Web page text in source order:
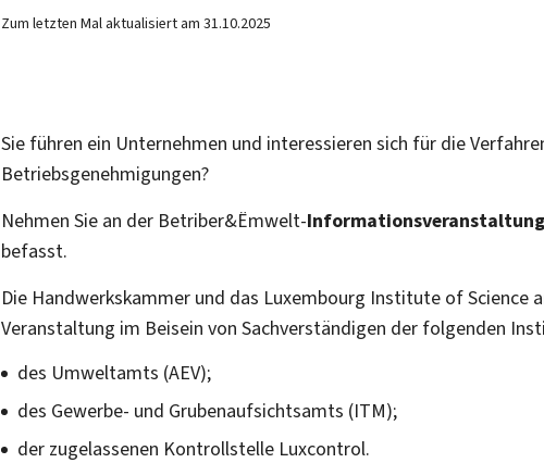
Zum letzten Mal aktualisiert am31.10.2025
Sie führen ein Unternehmen und interessieren sich für die
Betriebsgenehmigungen?
Nehmen Sie an der Betriber&Ëmwelt-Informationsveranstaltung
befasst.
Die Handwerkskammer und das Luxembourg Institute of Science
Veranstaltung im Beisein von Sachverständigen der folgenden
des Umweltamts (AEV);
des Gewerbe- und Grubenaufsichtsamts (ITM);
der zugelassenen Kontrollstelle Luxcontrol.